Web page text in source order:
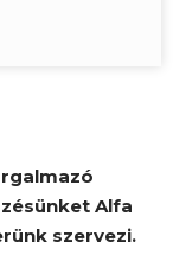
Alfa
szervezi.